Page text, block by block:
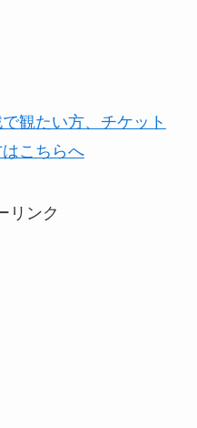
観たい方、チケット
こちらへ
リンク